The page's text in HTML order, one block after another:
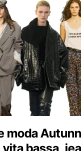
moda